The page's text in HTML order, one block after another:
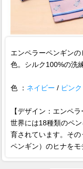
エンペラーペンギン
色。シルク100%の洗
色 ： ネイビー / ピンク
【デザイン：エンペラ
世界には18種類のペ
育されています。そ
ペンギン）のヒナをモ